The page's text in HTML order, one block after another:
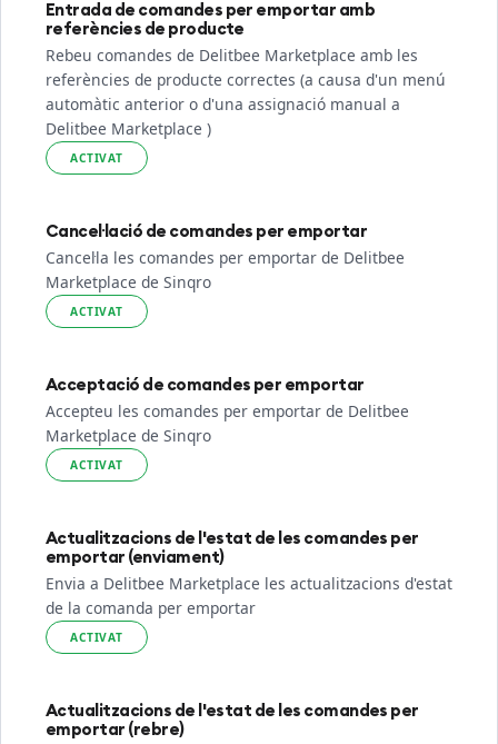
Entrada de comandes per emportar amb
referències de producte
Rebeu comandes de Delitbee Marketplace amb les
referències de producte correctes (a causa d'un menú
automàtic anterior o d'una assignació manual a
Delitbee Marketplace )
ACTIVAT
Cancel·lació de comandes per emportar
Cancel·la les comandes per emportar de Delitbee
Marketplace de Sinqro
ACTIVAT
Acceptació de comandes per emportar
Accepteu les comandes per emportar de Delitbee
Marketplace de Sinqro
ACTIVAT
Actualitzacions de l'estat de les comandes per
emportar (enviament)
Envia a Delitbee Marketplace les actualitzacions d'estat
de la comanda per emportar
ACTIVAT
Actualitzacions de l'estat de les comandes per
emportar (rebre)